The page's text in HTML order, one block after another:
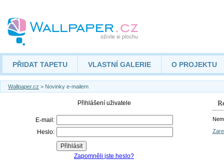
PŘIDAT TAPETU VLASTNÍ GALERIE O PROJEKTU
Wallpaper.cz > Novinky e-mailem